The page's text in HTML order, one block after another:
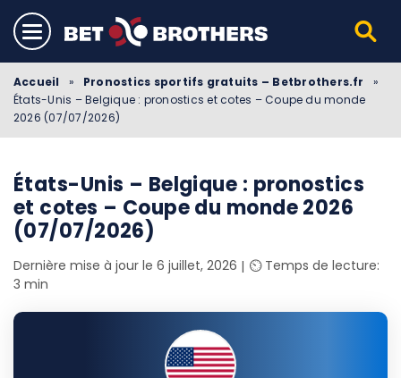
Accueil » Pronostics sportifs gratuits – Betbrothers.fr
»
États-Unis – Belgique : pronostics et cotes – Coupe du monde
2026 (07/07/2026)
États-Unis – Belgique : pronostics
et cotes – Coupe du monde 2026
(07/07/2026)
Dernière mise à jour le 6 juillet, 2026
⏲️ Temps de lecture:
3 min